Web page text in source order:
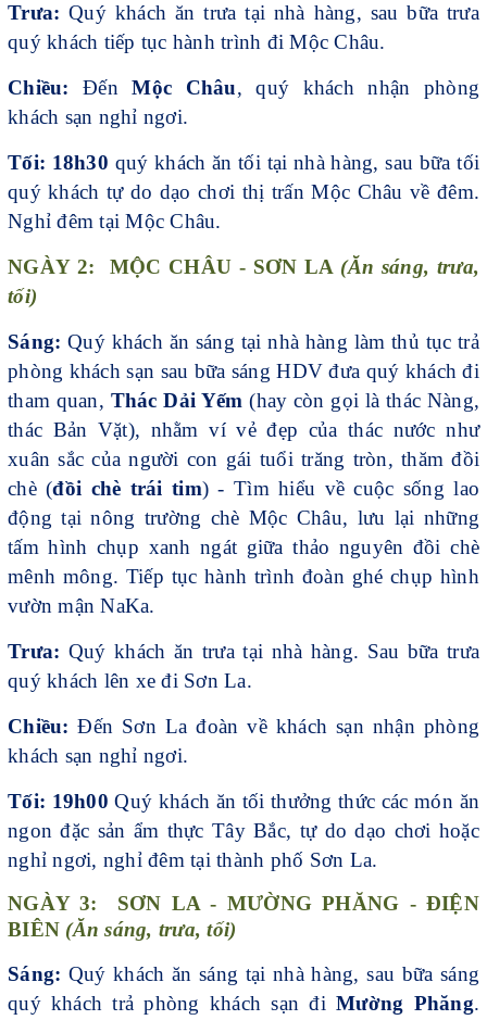
Trưa: Quý khách ăn trưa tại nhà hàng, sau bữa trưa
quý khách tiếp tục hành trình đi Mộc Châu.
Chiều: ĐếnMộc Châu, quý khách nhận phòng
khách sạn nghỉ ngơi.
Tối: 18h30 quý khách ăn tối tại nhà hàng, sau bữa tối
quý khách tự do dạo chơi thị trấn Mộc Châu về đêm.
Nghỉ đêm tại Mộc Châu.
NGÀY 2: MỘC CHÂU - SƠN LA (Ăn sáng, trưa,
tối)
Sáng: Quý khách ăn sáng tại nhà hàng làm thủ tục trả
phòng khách sạn sau bữa sáng HDV đưa quý khách đi
tham quan, Thác Dải Yếm (hay còn gọi là thác Nàng,
thác Bản Vặt), nhằm ví vẻ đẹp của thác nước như
xuân sắc của người con gái tuổi trăng tròn, thăm đồi
chè (đồi chè trái tim) - Tìm hiểu về cuộc sống lao
động tại nông trường chè Mộc Châu, lưu lại những
tấm hình chụp xanh ngát giữa thảo nguyên đồi chè
mênh mông. Tiếp tục hành trình đoàn ghé chụp hình
vườn mận NaKa.
Trưa: Quý khách ăn trưa tại nhà hàng. Sau bữa trưa
quý khách lên xe đi Sơn La.
Chiều: Đến Sơn La đoàn về khách sạn nhận phòng
khách sạn nghỉ ngơi.
Tối: 19h00 Quý khách ăn tối thưởng thức các món ăn
ngon đặc sản ẩm thực Tây Bắc, tự do dạo chơi hoặc
nghỉ ngơi, nghỉ đêm tại thành phố Sơn La.
NGÀY 3: SƠN LA - MƯỜNG PHĂNG - ĐIỆN
BIÊN (Ăn sáng, trưa, tối)
Sáng: Quý khách ăn sáng tại nhà hàng, sau bữa sáng
quý khách trả phòng khách sạn điMường Phăng.